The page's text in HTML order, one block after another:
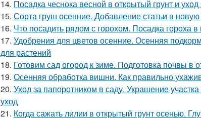
14. Посадка чеснока весной в открытый грунт и
15. Сорта груш осенние. Добавление статьи в
16. Что посадить рядом с горохом. Посадка гороха
17. Удобрения для цветов осенние. Осенняя
для растений
18. Готовим сад огород к зиме. Подготовка почвы в
19. Осенняя обработка вишни. Как правильно
20. Уход за папоротником в саду. Украшение
уход
21. Когда сажать лилии в открытый грунт осенью.